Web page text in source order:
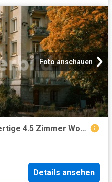
Foto anschauen
Tauschimmobilie Bezugsfertige 4.5 Zimmer Wohnung in Dietikon Modern und mit Privatgarten
Details ansehen